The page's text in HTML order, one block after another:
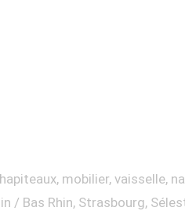
mobilier, vaisselle,
/ Bas Rhin, Strasbourg,